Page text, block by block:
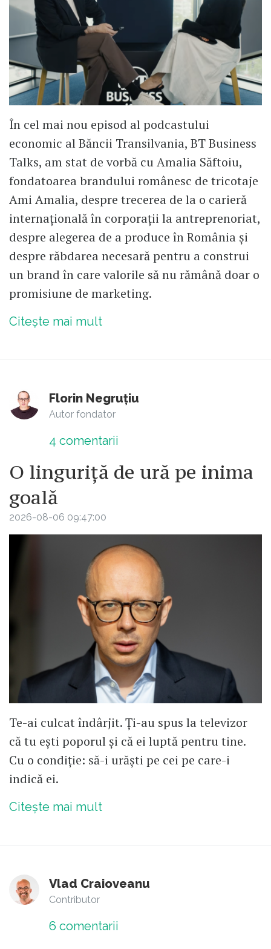
În cel mai nou episod al podcastului
economic al Băncii Transilvania, BT Business
Talks, am stat de vorbă cu Amalia Săftoiu,
fondatoarea brandului românesc de tricotaje
Ami Amalia, despre trecerea de la o carieră
internațională în corporații la antreprenoriat,
despre alegerea de a produce în România și
despre răbdarea necesară pentru a construi
un brand în care valorile să nu rămână doar o
promisiune de marketing.
Citește mai mult
Florin Negruțiu
Autor fondator
4 comentarii
O linguriță de ură pe inima
goală
2026-08-06 09:47:00
Te-ai culcat îndârjit. Ți-au spus la televizor
că tu ești poporul și că ei luptă pentru tine.
Cu o condiție: să-i urăști pe cei pe care-i
indică ei.
Citește mai mult
Vlad Craioveanu
Contributor
6 comentarii